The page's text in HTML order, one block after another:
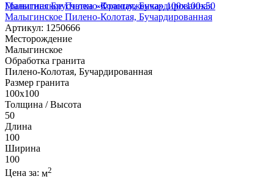
Гранитная Брусчатка «Француженка» 100х100x50
Малыгинское Пилено-Колотая, Бучардированная
Артикул: 1250666
Месторождение
Малыгинское
Обработка гранита
Пилено-Колотая, Бучардированная
Размер гранита
100х100
Толщина / Высота
50
Длина
100
Ширина
100
Цена за: м2